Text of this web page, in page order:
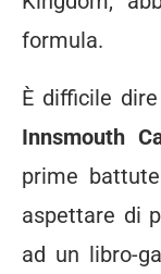
formula.
È difficile
Innsmouth
prime
aspettare di
ad un libro-